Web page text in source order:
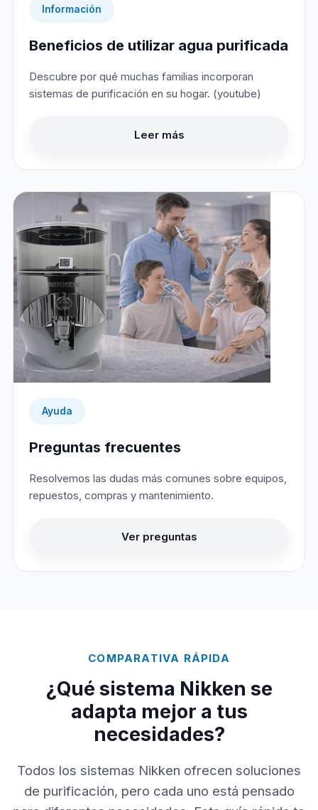
Información
Beneficios de utilizar agua purificada
Descubre por qué muchas familias incorporan
sistemas de purificación en su hogar. (youtube)
Leer más
Ayuda
Preguntas frecuentes
Resolvemos las dudas más comunes sobre equipos,
repuestos, compras y mantenimiento.
Ver preguntas
COMPARATIVA RÁPIDA
¿Qué sistema Nikken se
adapta mejor a tus
necesidades?
Todos los sistemas Nikken ofrecen soluciones
de purificación, pero cada uno está pensado